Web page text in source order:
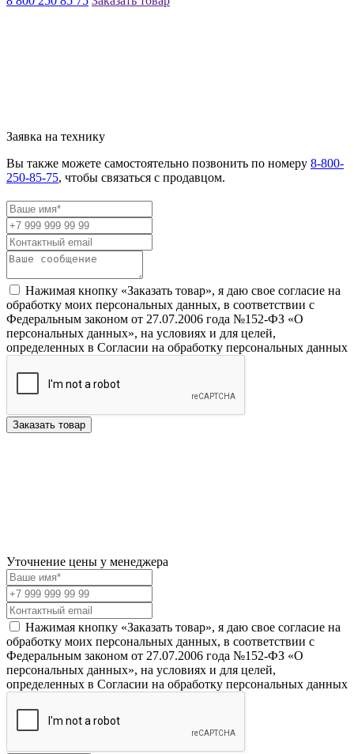
Заявка на технику
Вы также можете самостоятельно позвонить по номеру 8-800-
250-85-75, чтобы связаться с продавцом.
Нажимая кнопку «Заказать товар», я даю свое согласие на
обработку моих персональных данных, в соответствии с
Федеральным законом от 27.07.2006 года №152-ФЗ «О
персональных данных», на условиях и для целей,
определенных в Согласии на обработку персональных данных
Заказать товар
Уточнение цены у менеджера
Нажимая кнопку «Заказать товар», я даю свое согласие на
обработку моих персональных данных, в соответствии с
Федеральным законом от 27.07.2006 года №152-ФЗ «О
персональных данных», на условиях и для целей,
определенных в Согласии на обработку персональных данных